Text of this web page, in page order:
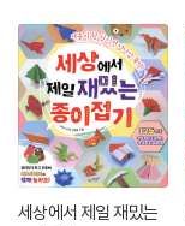
세상에서 제일 재밌는